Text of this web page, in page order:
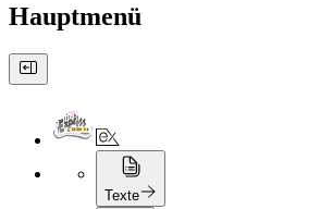
Hauptmenü
Texte